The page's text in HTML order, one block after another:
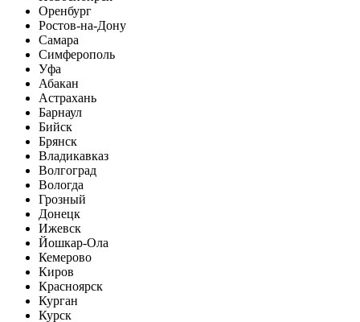
Оренбург
Ростов-на-Дону
Самара
Симферополь
Уфа
Абакан
Астрахань
Барнаул
Бийск
Брянск
Владикавказ
Волгоград
Вологда
Грозный
Донецк
Ижевск
Йошкар-Ола
Кемерово
Киров
Красноярск
Курган
Курск